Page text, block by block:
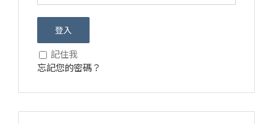
登入
記住我
忘記您的密碼？